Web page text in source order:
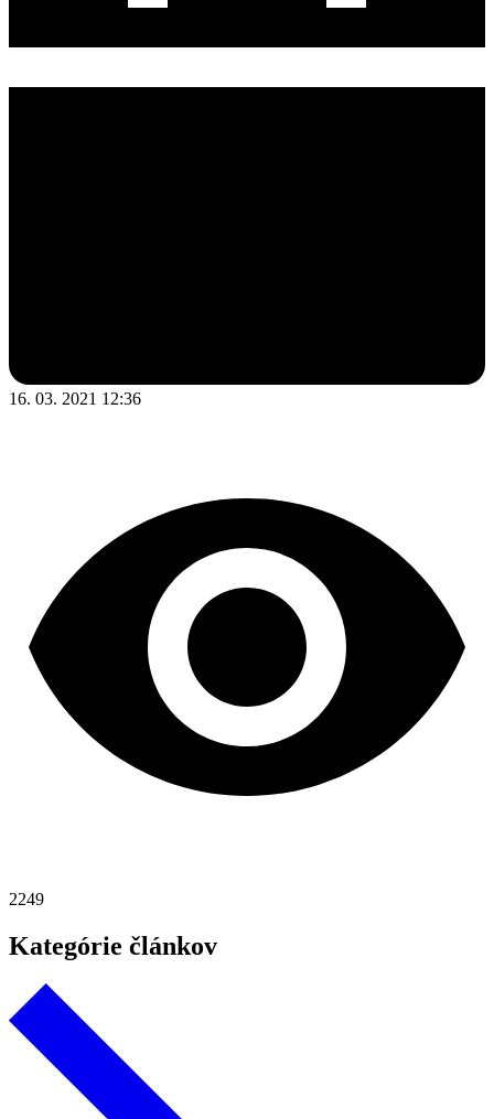
16. 03. 2021 12:36
2249
Kategórie článkov